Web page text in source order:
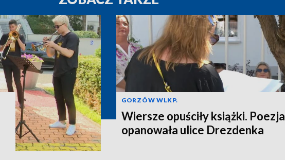
GORZÓW WLKP.
Wiersze opuściły książki. Poezja
opanowała ulice Drezdenka